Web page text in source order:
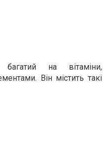
на вітаміни,
Він містить такі